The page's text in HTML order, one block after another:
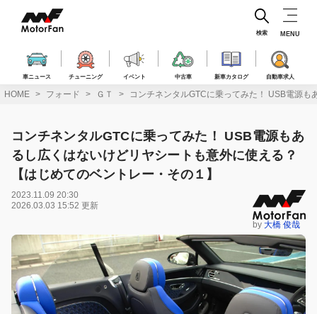
ス
車ニュース チューニング イベント 中古車 新車カタログ 自動車求人
検索 MENU
HOME フォード ＧＴ コンチネンタルGTCに乗ってみた！ USB電源
コンチネンタルGTCに乗ってみた！ USB電源もあ
るし広くはないけどリヤシートも意外に使える？
【はじめてのベントレー・その１】
2023.11.09 20:30
2026.03.03 15:52 更新
by 大橋 俊哉